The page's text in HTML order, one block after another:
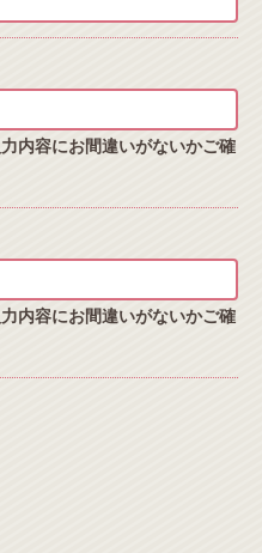
内容にお間違いがないかご確
内容にお間違いがないかご確